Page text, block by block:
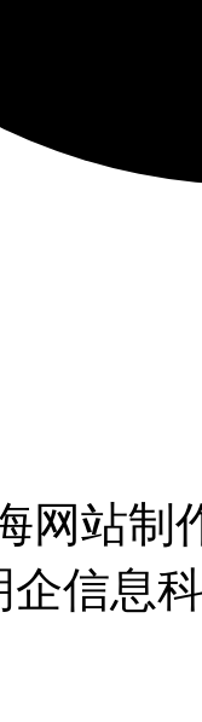
网站制
企信息